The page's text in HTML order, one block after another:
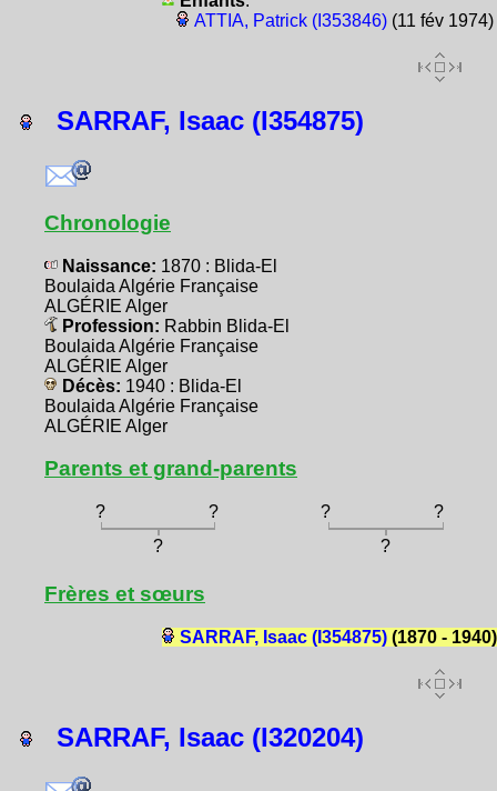
ATTIA, Patrick (I353846)(11 fév 1974)
SARRAF, Isaac (I354875)
Chronologie
Naissance: 1870 : Blida-El
Boulaida Algérie Française
ALGÉRIE Alger
Profession: Rabbin Blida-El
Boulaida Algérie Française
ALGÉRIE Alger
Décès: 1940 : Blida-El
Boulaida Algérie Française
ALGÉRIE Alger
Parents et grand-parents
? ? ?
?
?
?
Frères et sœurs
SARRAF, Isaac (I354875)(1870 - 1940)
SARRAF, Isaac (I320204)